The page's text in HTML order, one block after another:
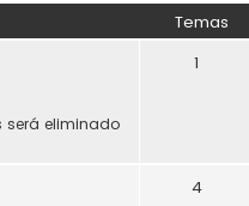
Temas
será eliminado
1
4